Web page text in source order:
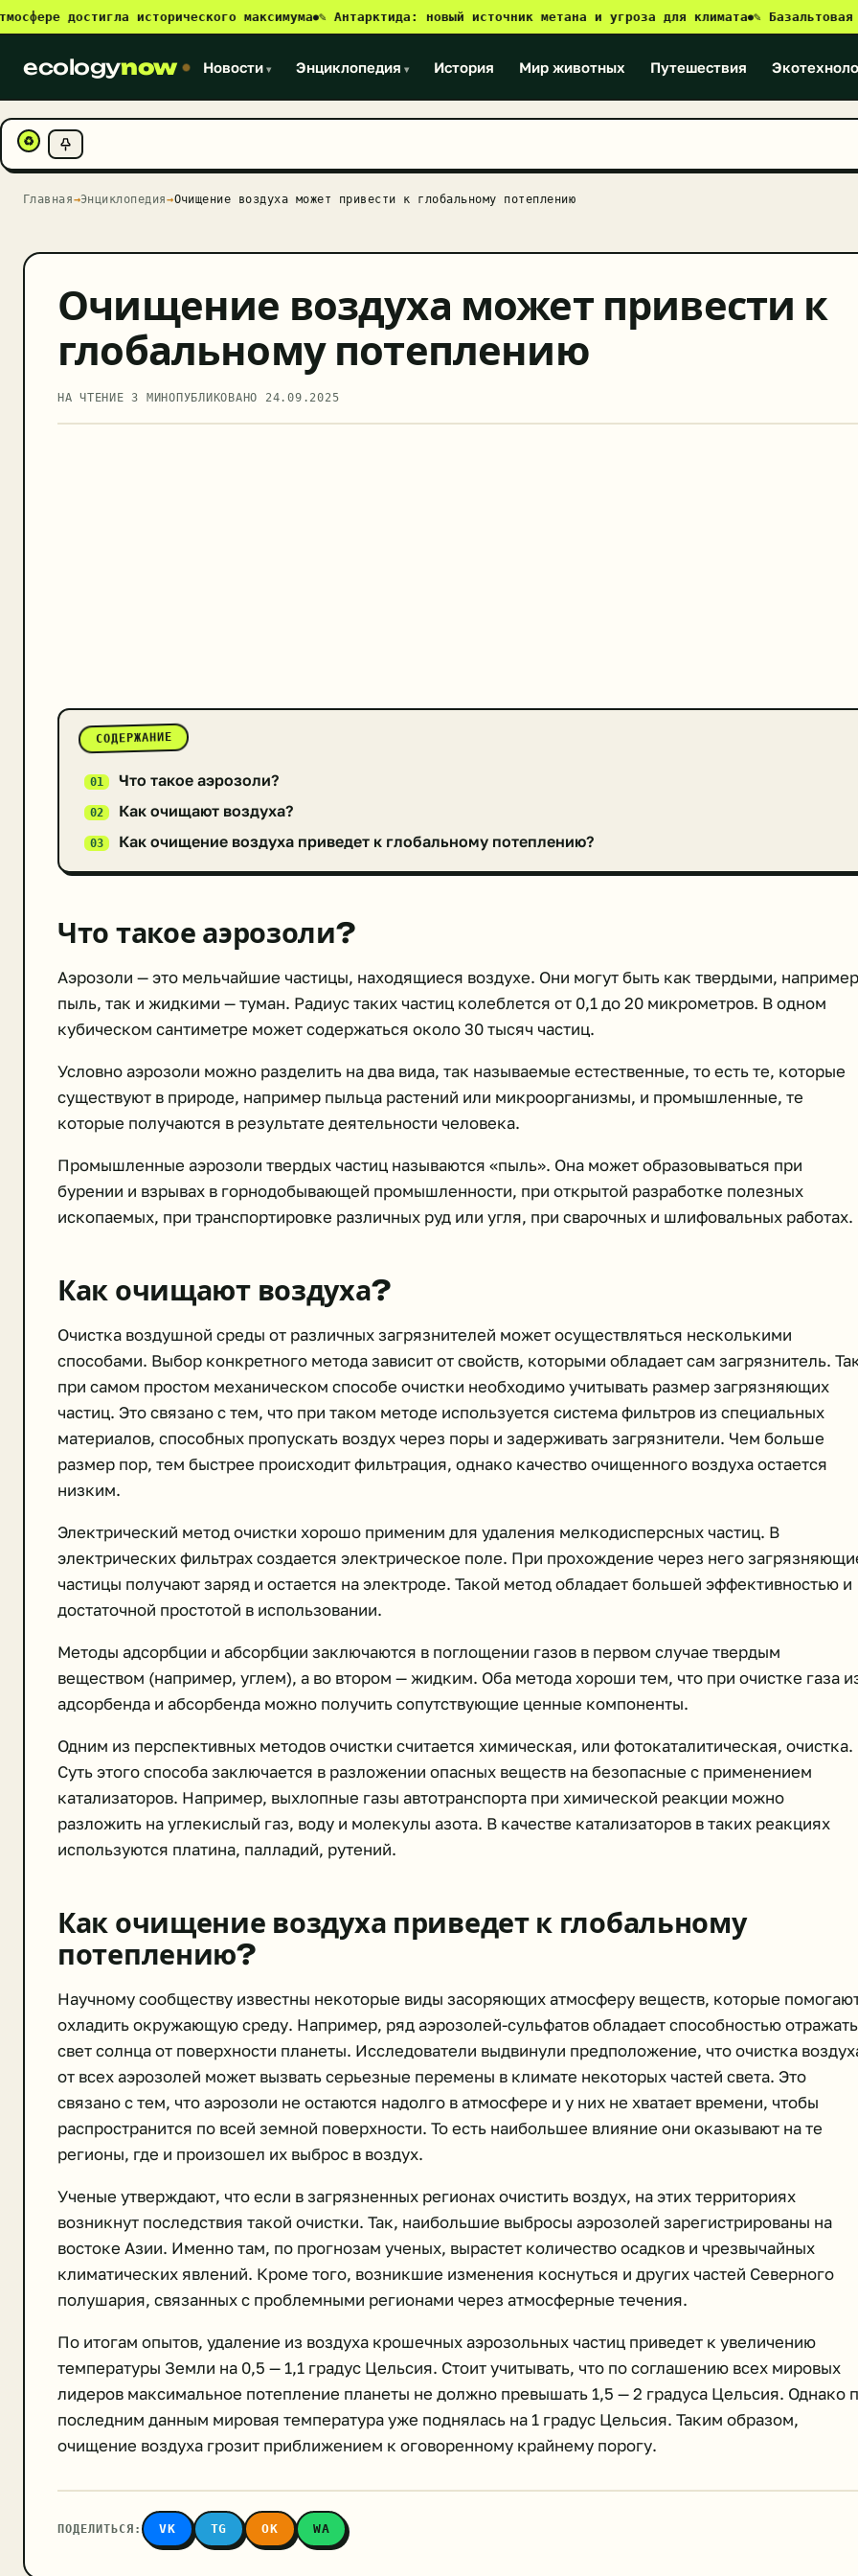
достигла исторического максимума●✎ Антарктида: новый источник метана и угроза для климата●✎ Базальтовая
ecologynow Новости ▾ Энциклопедия ▾ История Мир животных Путешествия
♻
Главная→Энциклопедия→Очищение воздуха может привести к глобальному потеплению
Очищение воздуха может привести к
глобальному потеплению
НА ЧТЕНИЕ 3 МИНОПУБЛИКОВАНО 24.09.2025
СОДЕРЖАНИЕ
Что такое аэрозоли?
Как очищают воздуха?
Как очищение воздуха приведет к глобальному потеплению?
Что такое аэрозоли?
Аэрозоли — это мельчайшие частицы, находящиеся воздухе. Они могут быть как твердыми, например
пыль, так и жидкими — туман. Радиус таких частиц колеблется от 0,1 до 20 микрометров. В одном
кубическом сантиметре может содержаться около 30 тысяч частиц.
Условно аэрозоли можно разделить на два вида, так называемые естественные, то есть те, которые
существуют в природе, например пыльца растений или микроорганизмы, и промышленные, те
которые получаются в результате деятельности человека.
Промышленные аэрозоли твердых частиц называются «пыль». Она может образовываться при
бурении и взрывах в горнодобывающей промышленности, при открытой разработке полезных
ископаемых, при транспортировке различных руд или угля, при сварочных и шлифовальных работах.
Как очищают воздуха?
Очистка воздушной среды от различных загрязнителей может осуществляться несколькими
способами. Выбор конкретного метода зависит от свойств, которыми обладает сам загрязнитель.
при самом простом механическом способе очистки необходимо учитывать размер загрязняющих
частиц. Это связано с тем, что при таком методе используется система фильтров из специальных
материалов, способных пропускать воздух через поры и задерживать загрязнители. Чем больше
размер пор, тем быстрее происходит фильтрация, однако качество очищенного воздуха остается
низким.
Электрический метод очистки хорошо применим для удаления мелкодисперсных частиц. В
электрических фильтрах создается электрическое поле. При прохождение через него
частицы получают заряд и остается на электроде. Такой метод обладает большей эффективностью и
достаточной простотой в использовании.
Методы адсорбции и абсорбции заключаются в поглощении газов в первом случае твердым
веществом (например, углем), а во втором — жидким. Оба метода хороши тем, что при очистке газа
адсорбенда и абсорбенда можно получить сопутствующие ценные компоненты.
Одним из перспективных методов очистки считается химическая, или фотокаталитическая, очистка.
Суть этого способа заключается в разложении опасных веществ на безопасные с применением
катализаторов. Например, выхлопные газы автотранспорта при химической реакции можно
разложить на углекислый газ, воду и молекулы азота. В качестве катализаторов в таких реакциях
используются платина, палладий, рутений.
Как очищение воздуха приведет к глобальному
потеплению?
Научному сообществу известны некоторые виды засоряющих атмосферу веществ, которые
охладить окружающую среду. Например, ряд аэрозолей-сульфатов обладает способностью отражать
свет солнца от поверхности планеты. Исследователи выдвинули предположение, что очистка
от всех аэрозолей может вызвать серьезные перемены в климате некоторых частей света. Это
связано с тем, что аэрозоли не остаются надолго в атмосфере и у них не хватает времени, чтобы
распространится по всей земной поверхности. То есть наибольшее влияние они оказывают на те
регионы, где и произошел их выброс в воздух.
Ученые утверждают, что если в загрязненных регионах очистить воздух, на этих территориях
возникнут последствия такой очистки. Так, наибольшие выбросы аэрозолей зарегистрированы на
востоке Азии. Именно там, по прогнозам ученых, вырастет количество осадков и чрезвычайных
климатических явлений. Кроме того, возникшие изменения коснуться и других частей Северного
полушария, связанных с проблемными регионами через атмосферные течения.
По итогам опытов, удаление из воздуха крошечных аэрозольных частиц приведет к увеличению
температуры Земли на 0,5 — 1,1 градус Цельсия. Стоит учитывать, что по соглашению всех мировых
лидеров максимальное потепление планеты не должно превышать 1,5 — 2 градуса Цельсия. Однако
последним данным мировая температура уже поднялась на 1 градус Цельсия. Таким образом,
очищение воздуха грозит приближением к оговоренному крайнему порогу.
ПОДЕЛИТЬСЯ: VK TG OK WA